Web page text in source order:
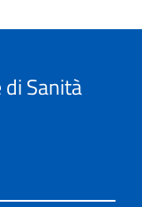
Sanità